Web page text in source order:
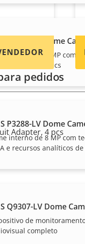
P3287-LV Dome
interno de 5 MP com
IA e audio analytics
P3288-LV Dome
interno de 8 MP com
e recursos analíticos
Q9307-LV Dome
de
completo
pedidos
Adapter, 4 pcs